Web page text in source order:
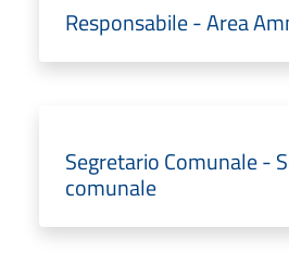
Responsabile - Area
Segretario Comunale -
comunale